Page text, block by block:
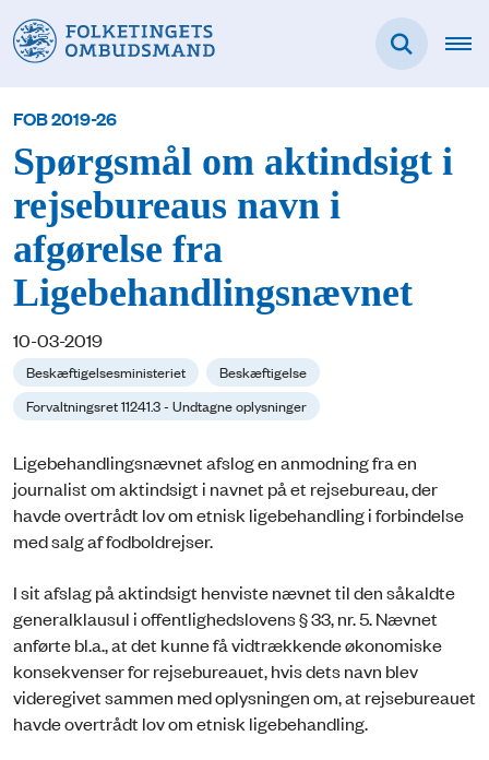
FOB 2019-26
Spørgsmål om aktindsigt i
rejsebureaus navn i
afgørelse fra
Ligebehandlingsnævnet
10-03-2019
Beskæftigelsesministeriet
Beskæftigelse
Forvaltningsret 11241.3 - Undtagne oplysninger
Ligebehandlingsnævnet afslog en anmodning fra en
journalist om aktindsigt i navnet på et rejsebureau, der
havde overtrådt lov om etnisk ligebehandling i forbindelse
med salg af fodboldrejser.
I sit afslag på aktindsigt henviste nævnet til den såkaldte
generalklausul i offentlighedslovens § 33, nr. 5. Nævnet
anførte bl.a., at det kunne få vidtrækkende økonomiske
konsekvenser for rejsebureauet, hvis dets navn blev
videregivet sammen med oplysningen om, at rejsebureauet
havde overtrådt lov om etnisk ligebehandling.